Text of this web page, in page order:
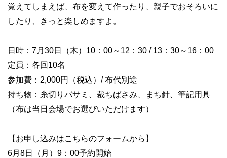
覚えてしまえば、布を変えて作ったり、親子でおそろいに
したり、きっと楽しめますよ。
日時：7月30日（木）10：00～12：30 / 13：30～16：00
定員：各回10名
参加費：2,000円（税込）/ 布代別途
持ち物：糸切りバサミ、裁ちばさみ、まち針、筆記用具
（布は当日会場でお選びいただけます）
【お申し込みはこちらのフォームから】
6月8日（月）9：00予約開始